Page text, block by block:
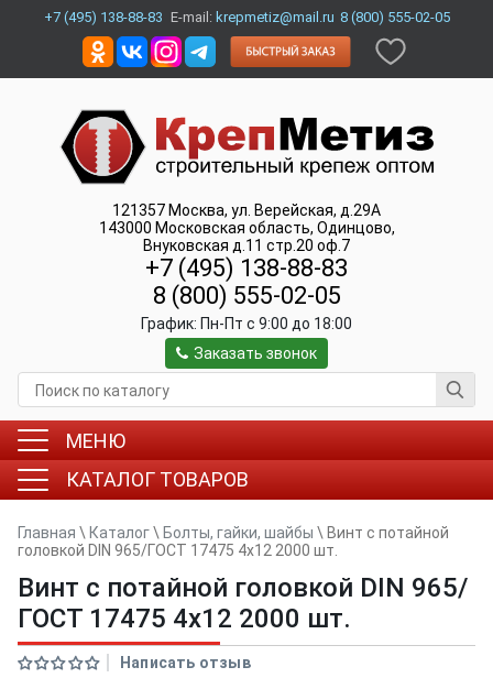
+7 (495) 138-88-83 E-mail: krepmetiz@mail.ru 8 (800) 555-02-05
121357 Москва, ул. Верейская, д.29А
143000 Московская область, Одинцово,
Внуковская д.11 стр.20 оф.7
+7 (495) 138-88-83
8 (800) 555-02-05
График: Пн-Пт c 9:00 до 18:00
Заказать звонок
МЕНЮ
КАТАЛОГ ТОВАРОВ
Главная \ Каталог\ Болты, гайки, шайбы \ Винт с потайной
головкой DIN 965/ГОСТ 17475 4х12 2000 шт.
Винт с потайной головкой DIN 965/
ГОСТ 17475 4х12 2000 шт.
Написать отзыв